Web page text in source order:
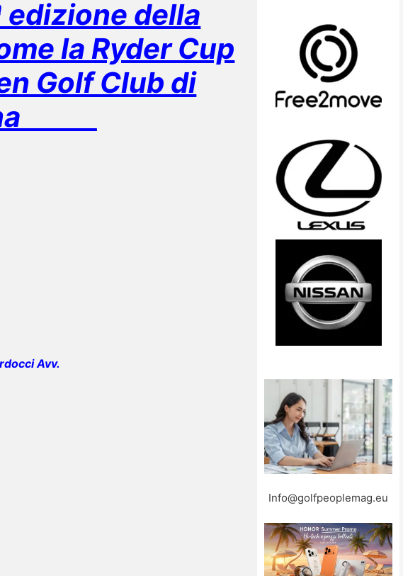
edizione della
la Ryder Cup
Golf Club di
Avv.
Info@golfpeoplemag.eu